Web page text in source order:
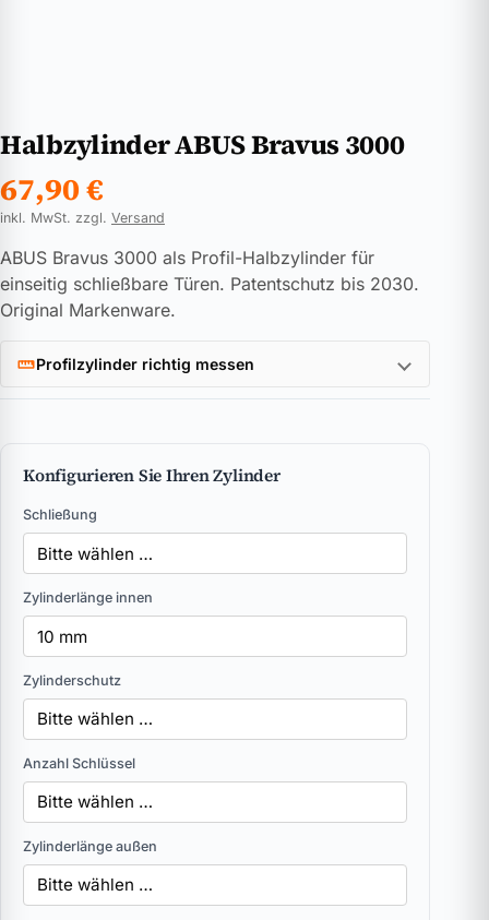
Halbzylinder ABUS Bravus 3000
67,90€
inkl. MwSt. zzgl. Versand
ABUS Bravus 3000 als Profil-Halbzylinder für
einseitig schließbare Türen. Patentschutz bis 2030.
Original Markenware.
Profilzylinder richtig messen
Konfigurieren Sie Ihren Zylinder
Schließung
Zylinderlänge innen
Zylinderschutz
Anzahl Schlüssel
Zylinderlänge außen